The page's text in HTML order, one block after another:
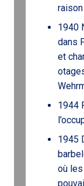
1940
dans
et
1944
1945
où